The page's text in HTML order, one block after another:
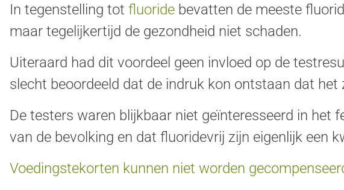
In tegenstelling tot fluoride bevatten de meeste
maar tegelijkertijd de gezondheid niet schaden.
Uiteraard had dit voordeel geen invloed op de
slecht beoordeeld dat de indruk kon ontstaan dat
De testers waren blijkbaar niet geïnteresseerd in het
van de bevolking en dat fluoridevrij zijn eigenlijk een
Voedingstekorten kunnen niet worden